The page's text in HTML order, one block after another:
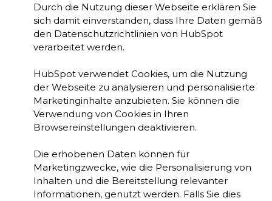
Durch die Nutzung dieser Webseite erklären Sie
sich damit einverstanden, dass Ihre Daten gemäß
den Datenschutzrichtlinien von HubSpot
verarbeitet werden.
HubSpot verwendet Cookies, um die Nutzung
der Webseite zu analysieren und personalisierte
Marketinginhalte anzubieten. Sie können die
Verwendung von Cookies in Ihren
Browsereinstellungen deaktivieren.
Die erhobenen Daten können für
Marketingzwecke, wie die Personalisierung von
Inhalten und die Bereitstellung relevanter
Informationen, genutzt werden. Falls Sie dies